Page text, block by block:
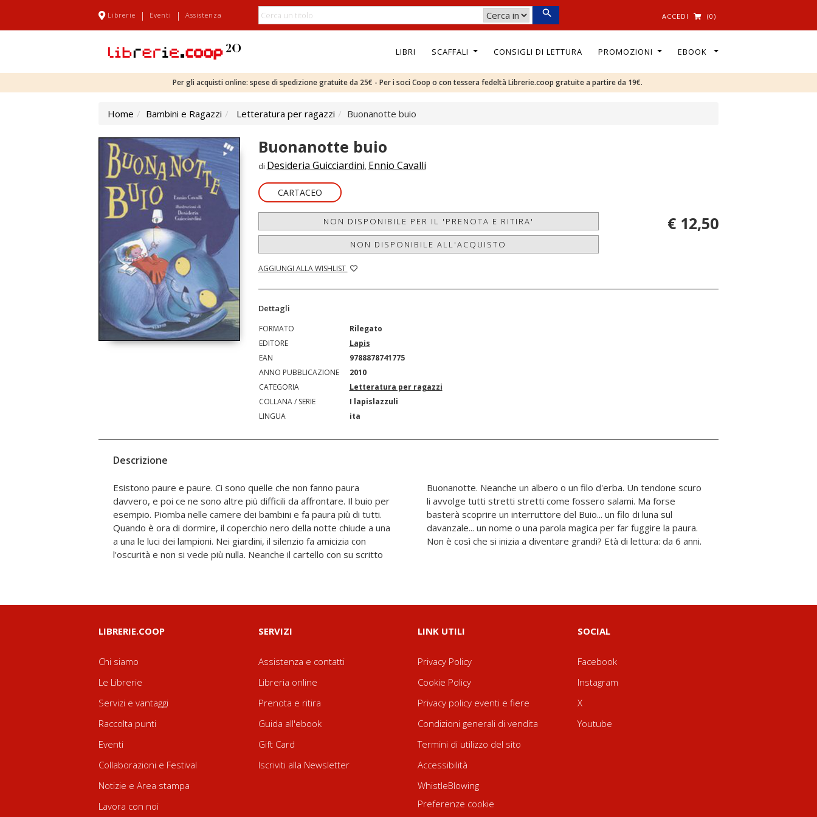
Librerie | Eventi | Assistenza ACCEDI (0)
LIBRI SCAFFALI CONSIGLI DI LETTURA PROMOZIONI EBOOK
Per gli acquisti online: spese di spedizione gratuite da 25€ - Per i soci Coop o con tessera fedeltà Librerie.coop gratuite a partire da 19€.
Home Bambini e Ragazzi Letteratura per ragazzi Buonanotte buio
Buonanotte buio
di Desideria Guicciardini, Ennio Cavalli
CARTACEO
NON DISPONIBILE PER IL 'PRENOTA E RITIRA'
NON DISPONIBILE ALL'ACQUISTO
AGGIUNGI ALLA WISHLIST
€ 12,50
Dettagli
FORMATO
Rilegato
EDITORE
Lapis
EAN
9788878741775
ANNO PUBBLICAZIONE
2010
CATEGORIA
Letteratura per ragazzi
COLLANA / SERIE
I lapislazzuli
LINGUA
ita
Descrizione
Esistono paure e paure. Ci sono quelle che non fanno paura
davvero, e poi ce ne sono altre più difficili da affrontare. Il buio per
esempio. Piomba nelle camere dei bambini e fa paura più di tutti.
Quando è ora di dormire, il coperchio nero della notte chiude a una
a una le luci dei lampioni. Nei giardini, il silenzio fa amicizia con
l'oscurità e non si vede più nulla. Neanche il cartello con su scritto
Buonanotte. Neanche un albero o un filo d'erba. Un tendone scuro
li avvolge tutti stretti stretti come fossero salami. Ma forse
basterà scoprire un interruttore del Buio... un filo di luna sul
davanzale... un nome o una parola magica per far fuggire la paura.
Non è così che si inizia a diventare grandi? Età di lettura: da 6 anni.
LIBRERIE.COOP
Chi siamo
Le Librerie
Servizi e vantaggi
Raccolta punti
Eventi
Collaborazioni e Festival
Notizie e Area stampa
Lavora con noi
SERVIZI
Assistenza e contatti
Libreria online
Prenota e ritira
Guida all'ebook
Gift Card
Iscriviti alla Newsletter
LINK UTILI
Privacy Policy
Cookie Policy
Privacy policy eventi e fiere
Condizioni generali di vendita
Termini di utilizzo del sito
Accessibilità
WhistleBlowing
Preferenze cookie
SOCIAL
Facebook
Instagram
X
Youtube